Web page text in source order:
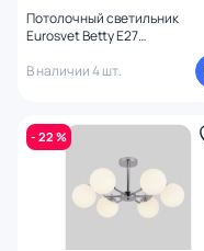
Потолочный светильник
Eurosvet Betty E27
В наличии 4 шт.
- 22 %
Цвет свечения
Тип помещения
Управление
Назначение